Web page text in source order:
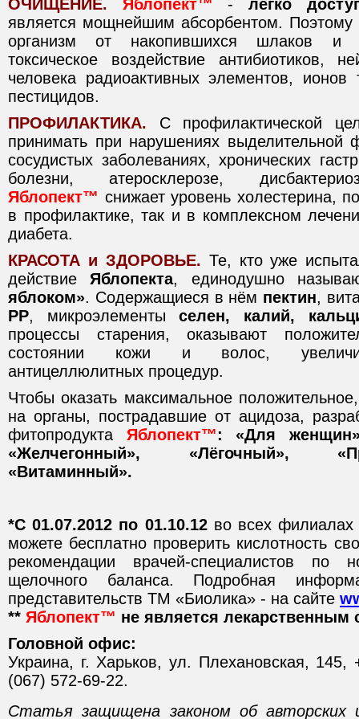
ОЧИЩЕНИЕ. Яблопект™ -легко
является мощнейшим абсорбентом.
организм от накопившихся шлаков и
токсическое воздействие антибиотиков,
человека радиоактивных элементов, ионов
пестицидов.
ПРОФИЛАКТИКА. С профилактической
принимать при нарушениях выделительной
сосудистых заболеваниях, хронических
болезни, атеросклерозе,
Яблопект™ снижает уровень холестерина,
в профилактике, так и в комплексном
диабета.
КРАСОТА и ЗДОРОВЬЕ. Те, кто уже
действие Яблопекта, единодушно
яблоком». Содержащиеся в нём пектин,
РР, микроэлементыселен, калий,
процессы старения, оказывают
состоянии кожи и волос,
антицеллюлитных процедур.
Чтобы оказать максимальное
на органы, пострадавшие от ацидоза,
фитопродукта Яблопект™: «Для
«Желчегонный», «Лёгочный»,
«Витаминный».
*С 01.07.2012 по 01.10.12во всех филиалах
можете бесплатно проверить кислотность
рекомендации врачей-специалистов по
щелочного баланса. Подробная
представительств ТМ «Биолика» - на сайте
** Яблопект™ не является лекарственным
Головной офис:
Украина, г. Харьков, ул. Плехановская,
(067) 572-69-22.
Статья защищена законом об авторских